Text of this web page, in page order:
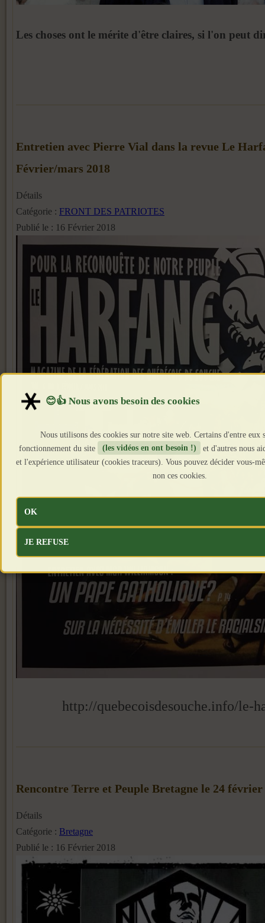
Les choses ont le mérite d'être claires, si l'on peut
Entretien avec Pierre Vial dans la revue Le
Février/mars 2018
Détails
Catégorie : FRONT DES PATRIOTES
Publié le : 16 Février 2018
http://quebecoisdesouche.info/le-
Rencontre Terre et Peuple Bretagne le 24 février
Détails
Catégorie : Bretagne
Publié le : 16 Février 2018
Nous utilisons des cookies sur notre site web. Certains d'entre eux
fonctionnement du site
(les vidéos en ont besoin !)
et d'autres nous
et l'expérience utilisateur (cookies traceurs). Vous pouvez décider vous-
non ces cookies.
OK
JE REFUSE